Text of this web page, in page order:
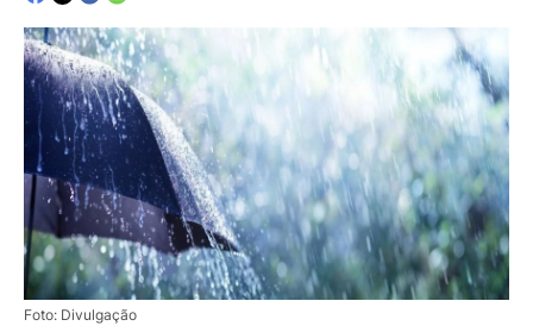
Foto: Divulgação